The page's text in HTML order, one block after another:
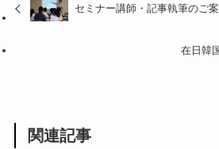
セミナー講師・記事執筆のご
在日韓
関連記事